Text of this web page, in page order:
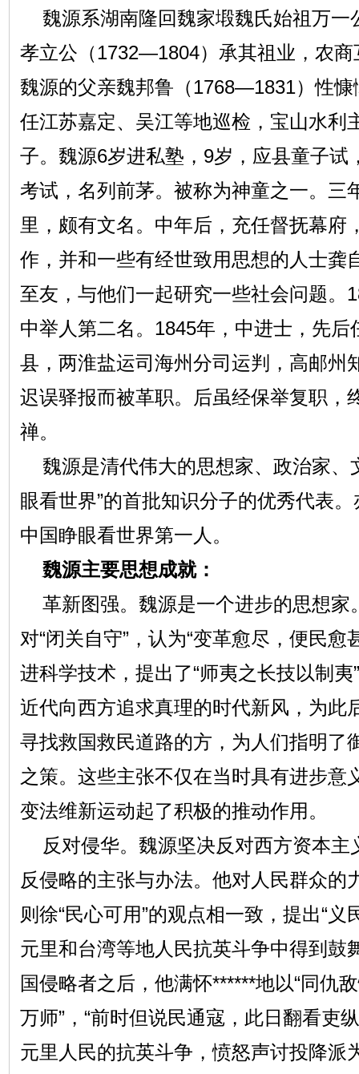
魏源系湖南隆回魏家塅魏氏始祖万一
孝立公（1732—1804）承其祖业，农
魏源的父亲魏邦鲁（1768—1831）性
任江苏嘉定、吴江等地巡检，宝山水利
子。魏源6岁进私塾，9岁，应县童子试
考试，名列前茅。被称为神童之一。三
里，颇有文名。中年后，充任督抚幕府
作，并和一些有经世致用思想的人士龚
至友，与他们一起研究一些社会问题。
中举人第二名。1845年，中进士，先后
县，两淮盐运司海州分司运判，高邮州
迟误驿报而被革职。后虽经保举复职，
禅。
魏源是清代伟大的思想家、政治家、
眼看世界”的首批知识分子的优秀代表
中国睁眼看世界第一人。
魏源主要思想成就：
革新图强。魏源是一个进步的思想家
对“闭关自守”，认为“变革愈尽，便民愈
进科学技术，提出了“师夷之长技以制
近代向西方追求真理的时代新风，为此
寻找救国救民道路的方，为人们指明了
之策。这些主张不仅在当时具有进步意
变法维新运动起了积极的推动作用。
反对侵华。魏源坚决反对西方资本
反侵略的主张与办法。他对人民群众的
则徐“民心可用”的观点相一致，提出“义
元里和台湾等地人民抗英斗争中得到鼓
国侵略者之后，他满怀******地以“同仇
万师”，“前时但说民通寇，此日翻看吏
元里人民的抗英斗争，愤怒声讨投降派